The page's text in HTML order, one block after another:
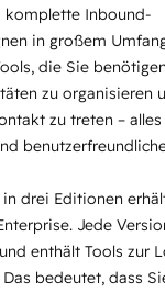
komplette Inbound-
in großem
die Sie
zu organisieren
zu treten –
drei Editionen
Jede
enthält Tools zur
bedeutet, dass